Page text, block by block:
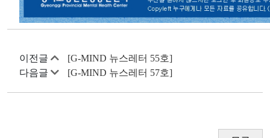
이전글
[G-MIND 뉴스레터 55호]
다음글
[G-MIND 뉴스레터 57호]